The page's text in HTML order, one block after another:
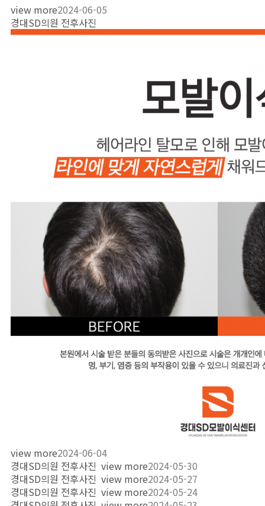
view more2024-06-05
경대SD의원 전후사진
view more2024-06-04
경대SD의원 전후사진 view more2024-05-30
경대SD의원 전후사진 view more2024-05-27
경대SD의원 전후사진 view more2024-05-24